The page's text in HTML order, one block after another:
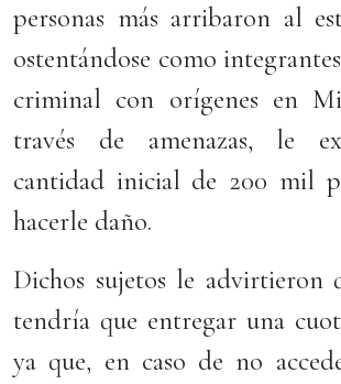
personas más arribaron al
ostentándose como
criminal con orígenes en
través de amenazas, le
cantidad inicial de 200 mil
hacerle daño.
Dichos sujetos le advirtieron
tendría que entregar una
ya que, en caso de no